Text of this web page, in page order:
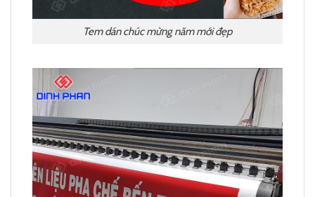
Tem dán chúc mừng năm mới đẹp